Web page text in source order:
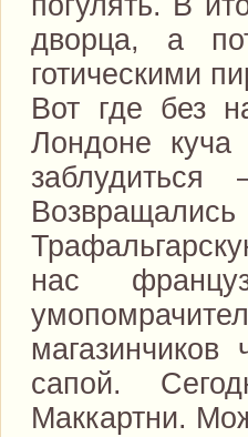
дворца, а
готическими
Вот где без
Лондоне куча
нас
сапой.
Маккартни.